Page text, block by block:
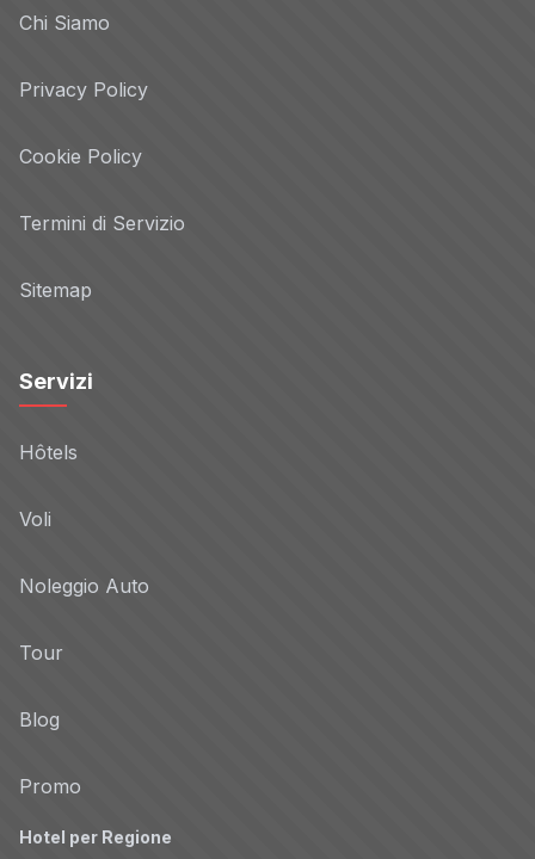
Chi Siamo
Privacy Policy
Cookie Policy
Termini di Servizio
Sitemap
Servizi
Hôtels
Voli
Noleggio Auto
Tour
Blog
Promo
Hotel per Regione